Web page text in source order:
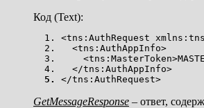
Код (Text):
<tns:AuthRequest
<tns:AuthAppInfo>
</tns:AuthAppInfo>
</tns:AuthRequest>
GetMessageResponse – ответ,